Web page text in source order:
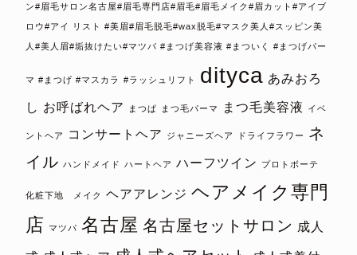
ン#眉毛サロン名古屋#眉毛専門店#眉毛#眉毛メイク#眉カット#アイブ
ロウ#アイ リスト #美眉#眉毛脱毛#wax脱毛#マスク美人#スッピン美
人#美人眉#垢抜けたい#マツパ #まつげ美容液 #まついく #まつげパー
マ #まつげ #マスカラ #ラッシュリフト dityca あみおろ
し お呼ばれヘア まつぱ まつ毛パーマ まつ毛美容液 イベ
ントヘア コンサートヘア ジャニーズヘア ドライフラワー
ネ
イル ハンドメイド ハートヘア ハーフツイン プロトボーテ
化粧下地 メイク ヘアアレンジ ヘアメイク専門
店
マツパ 名古屋 名古屋セットサロン 成人